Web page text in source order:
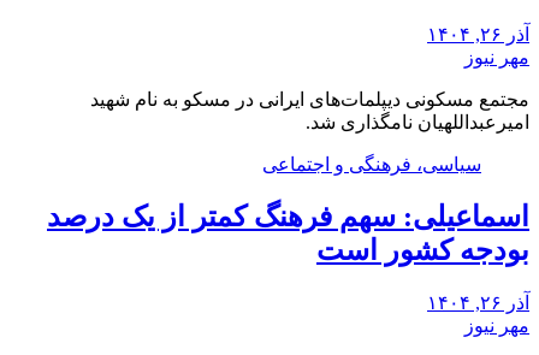
آذر ۲۶, ۱۴۰۴
مهر نیوز
مجتمع مسکونی دیپلمات‌های ایرانی در مسکو به نام شهید
امیرعبداللهیان نامگذاری شد.
سیاسی، فرهنگی و اجتماعی
اسماعیلی: سهم فرهنگ کمتر از یک درصد
بودجه کشور است
آذر ۲۶, ۱۴۰۴
مهر نیوز